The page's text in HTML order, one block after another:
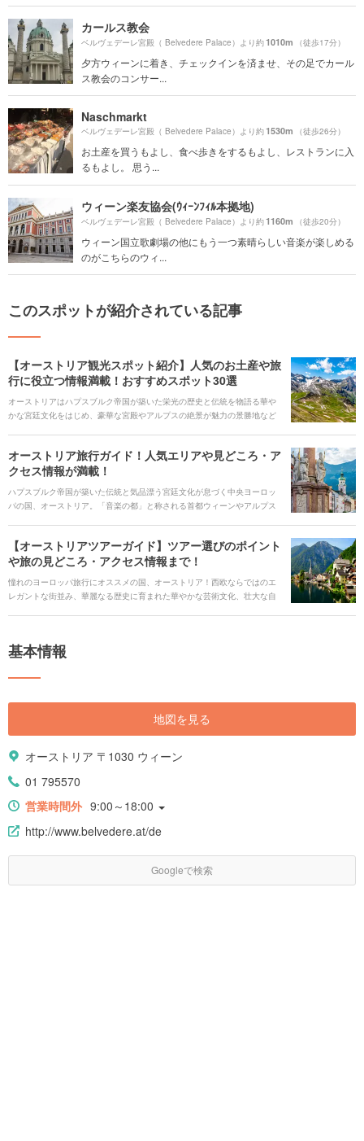
カールス教会
ベルヴェデーレ宮殿（ Belvedere Palace）より約1010m （徒歩17分）
夕方ウィーンに着き、チェックインを済ませ、その足でカール
ス教会のコンサー...
Naschmarkt
ベルヴェデーレ宮殿（ Belvedere Palace）より約1530m （徒歩26分）
お土産を買うもよし、食べ歩きをするもよし、レストランに入
るもよし。 思う...
ウィーン楽友協会(ｳｨｰﾝﾌｨﾙ本拠地)
ベルヴェデーレ宮殿（ Belvedere Palace）より約1160m （徒歩20分）
ウィーン国立歌劇場の他にもう一つ素晴らしい音楽が楽しめる
のがこちらのウィ...
このスポットが紹介されている記事
【オーストリア観光スポット紹介】人気のお土産や旅
行に役立つ情報満載！おすすめスポット30選
オーストリアはハプスブルク帝国が築いた栄光の歴史と伝統を物語る華や
かな宮廷文化をはじめ、豪華な宮殿やアルプスの絶景が魅力の景勝地など
ク』の舞台に選ばれたザルツブルクおよびザルツカンマングート地方など
ヨーロッパならではの景観が素敵な街がいくつも点在しています。このペ
スポット・定番のお土産・現地での移動手段など旅行に役立つ情報を分か
りやすくまとめて紹介しています。
オーストリア旅行ガイド！人気エリアや見どころ・ア
クセス情報が満載！
ハプスブルク帝国が築いた伝統と気品漂う宮廷文化が息づく中央ヨーロッ
パの国、オーストリア。「音楽の都」と称される首都ウィーンやアルプス
ジでは地域ごとに異なるオススメ観光スポットや旅行を楽しむために欠か
せない見どころ、定番の郷土料理やお得なフリーパスなど旅行前に知って
【オーストリアツアーガイド】ツアー選びのポイント
や旅の見どころ・アクセス情報まで！
憧れのヨーロッパ旅行にオススメの国、オーストリア！西欧ならではのエ
レガントな街並み、華麗なる歴史に育まれた華やかな芸術文化、壮大な自
定番観光スポットなどを、さまざまなオーストリアの魅力とあわせて紹介
基本情報
地図を見る
オーストリア 〒1030 ウィーン
01 795570
営業時間外 9:00～18:00
http://www.belvedere.at/de
Googleで検索